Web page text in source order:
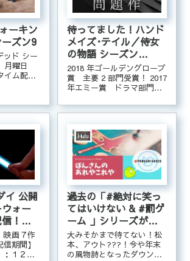
ーキン
ズン9
ッド シー
月曜日
イム配
ド特設ペ
でアノ
でお試
待ってました！ハンド
メイズ･テイル／侍女
の物語 シーズン
2【8/29 (水) 配信開
始】
2018 年ゴールデングローブ
賞 主要 2 部門受賞！ 2017
年エミー賞 ドラマ部門
作。今からシーズン 2 が楽
しみです。今すぐ予告編を
イ 公開
ォー
！
画７作
期間】
：１２月
Hulu
過去の「#絶対に笑っ
てはいけない & #罰ゲ
ーム 」シリーズが見
放題！
大みそかまで待てない！松
本、アウト???！今や年末
の風物詩となったダウンタ